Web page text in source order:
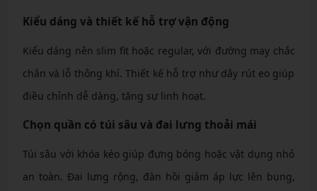
Kiểu dáng và thiết kế hỗ trợ vận động
Kiểu dáng nên slim fit hoặc regular, với đường may chắc
chắn và lỗ thông khí. Thiết kế hỗ trợ như dây rút eo giúp
điều chỉnh dễ dàng, tăng sự linh hoạt.
Chọn quần có túi sâu và đai lưng thoải mái
Túi sâu với khóa kéo giúp đựng bóng hoặc vật dụng nhỏ
an toàn. Đai lưng rộng, đàn hồi giảm áp lực lên bụng,